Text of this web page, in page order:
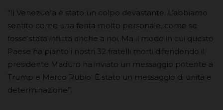
“Il Venezuela è stato un colpo devastante. L’abbiamo
sentito come una ferita molto personale, come se
fosse stata inflitta anche a noi. Ma il modo in cui questo
Paese ha pianto i nostri 32 fratelli morti difendendo il
presidente Maduro ha inviato un messaggio potente a
Trump e Marco Rubio. È stato un messaggio di unità e
determinazione”.